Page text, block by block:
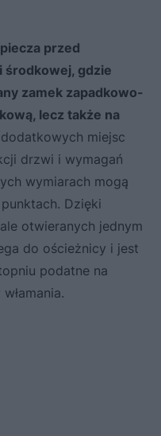
przed
środkowej, gdzie
zamek zapadkowo-
lecz także na
miejsc
drzwi i wymagań
wymiarach mogą
Dzięki
otwieranych jednym
do ościeżnicy i jest
podatne na